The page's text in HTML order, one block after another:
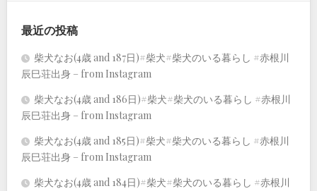
最近の投稿
柴犬なお(4歳 and 187日)#柴犬#柴犬のいる暮らし #赤根川
辰巳荘出身 – from Instagram
柴犬なお(4歳 and 186日)#柴犬#柴犬のいる暮らし #赤根川
辰巳荘出身 – from Instagram
柴犬なお(4歳 and 185日)#柴犬#柴犬のいる暮らし #赤根川
辰巳荘出身 – from Instagram
柴犬なお(4歳 and 184日)#柴犬#柴犬のいる暮らし #赤根川